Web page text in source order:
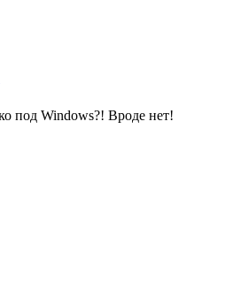
под Windows?! Вроде нет!